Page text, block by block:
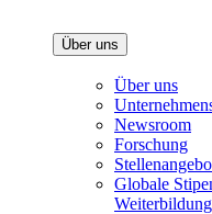
Über uns
Über uns
Newsroom
Forschung
Globale
Weiterbildung